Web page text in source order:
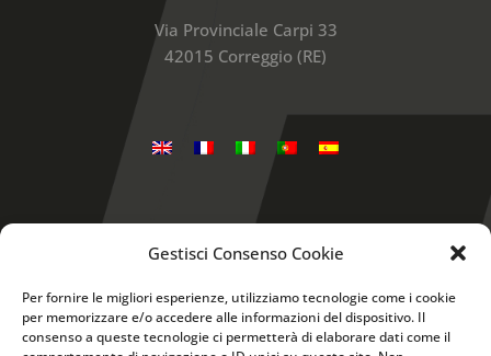
Gestisci Consenso Cookie
Per fornire le migliori esperienze, utilizziamo tecnologie come i cookie
per memorizzare e/o accedere alle informazioni del dispositivo. Il
consenso a queste tecnologie ci permetterà di elaborare dati come il
Via Provinciale Carpi 33
42015 Correggio (RE)
Snap-on is a trademark, registered in the United
Other marks are marks of their respective holders. ©
2017 Snap-on Incorporated
Questo sito utilizza cookie tecnici e, previo tuo